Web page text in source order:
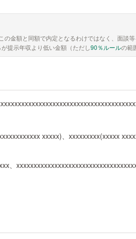
金額と同額で内定となるわけではなく、面談等
提示年収より低い金額（ただし90％ルールの範
xxxxx)、xxxxxxxxx(xxxxx
、